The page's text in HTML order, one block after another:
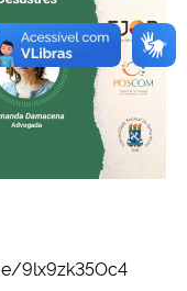
9lx9zk35Oc4